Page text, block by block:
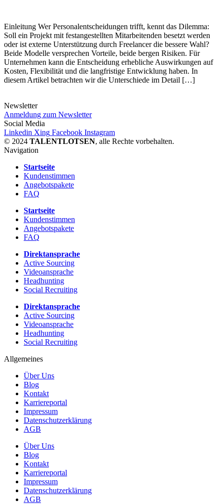
Einleitung Wer Personalentscheidungen trifft, kennt das Dilemma:
Soll ein Projekt mit festangestellten Mitarbeitenden besetzt werden
oder ist externe Unterstützung durch Freelancer die bessere Wahl?
Beide Modelle versprechen Vorteile, beide bergen Risiken. Für
Unternehmen kann die Entscheidung erhebliche Auswirkungen auf
Kosten, Flexibilität und die langfristige Entwicklung haben. In
diesem Artikel betrachten wir die Unterschiede im Detail […]
Newsletter
Anmeldung zum Newsletter
Social Media
Linkedin Xing Facebook Instagram
© 2024 TALENTLOTSEN, alle Rechte vorbehalten.
Navigation
Startseite
Kundenstimmen
Angebotspakete
FAQ
Startseite
Kundenstimmen
Angebotspakete
FAQ
Direktansprache
Active Sourcing
Videoansprache
Headhunting
Social Recruiting
Direktansprache
Active Sourcing
Videoansprache
Headhunting
Social Recruiting
Allgemeines
Über Uns
Blog
Kontakt
Karriereportal
Impressum
Datenschutzerklärung
AGB
Über Uns
Blog
Kontakt
Karriereportal
Impressum
Datenschutzerklärung
AGB